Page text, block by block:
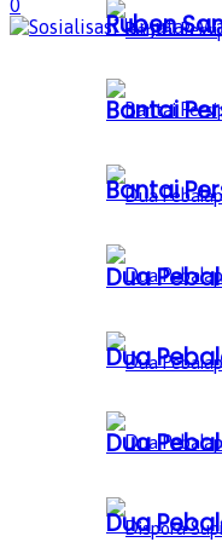
Bantai
Dua
Dua
Ruben
Bantai
Dua
Dua
0